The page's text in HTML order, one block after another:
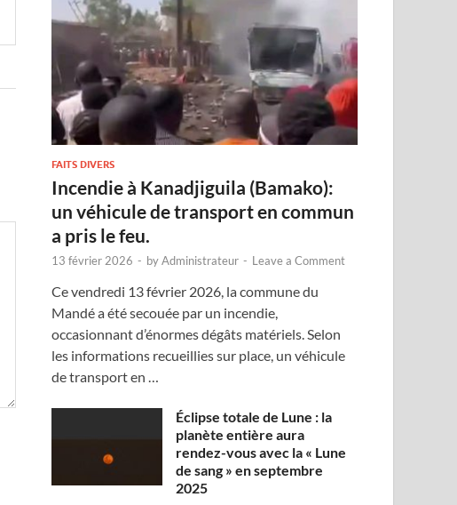
FAITS DIVERS
Incendie à Kanadjiguila (Bamako):
un véhicule de transport en commun
a pris le feu.
13 février 2026 - byAdministrateur - Leave a Comment
Ce vendredi 13 février 2026, la commune du
Mandé a été secouée par un incendie,
occasionnant d’énormes dégâts matériels. Selon
les informations recueillies sur place, un véhicule
de transport en …
Éclipse totale de Lune : la
planète entière aura
rendez-vous avec la « Lune
de sang » en septembre
2025